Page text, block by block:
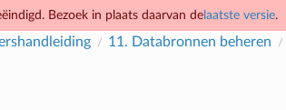
Bezoek in plaats daarvan de laatste versie.
11. Databronnen beheren